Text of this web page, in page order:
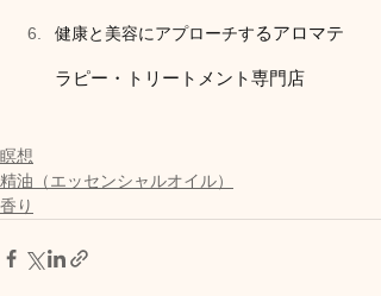
健康と美容にアプローチするアロマテ
ラピー・トリートメント専門店
瞑想
精油（エッセンシャルオイル）
香り